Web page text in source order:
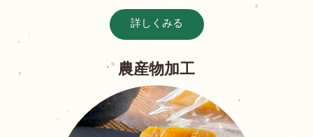
詳しくみる
農産物加工